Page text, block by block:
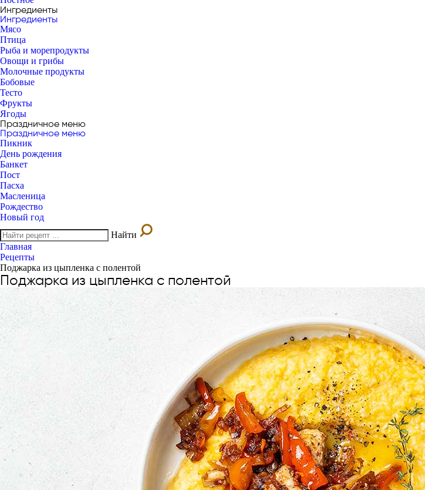
Ингредиенты
Ингредиенты
Мясо
Птица
Рыба и морепродукты
Овощи и грибы
Молочные продукты
Бобовые
Тесто
Фрукты
Ягоды
Праздничное меню
Праздничное меню
Пикник
День рождения
Банкет
Пост
Пасха
Масленица
Рождество
Новый год
Найти
Главная
Рецепты
Поджарка из цыпленка с полентой
Поджарка из цыпленка с полентой